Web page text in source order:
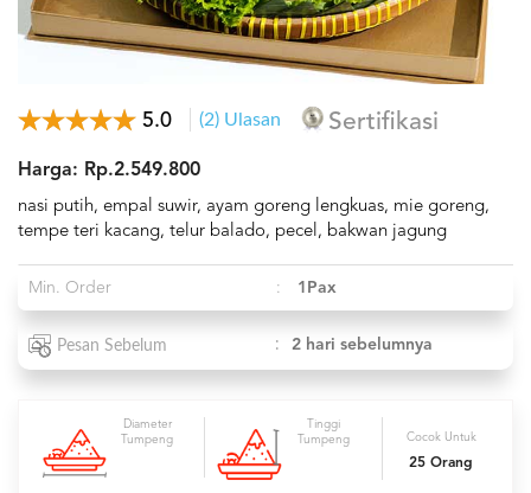
5.0 (2) Ulasan Sertifikasi
Harga: Rp.2.549.800
nasi putih, empal suwir, ayam goreng lengkuas, mie goreng,
tempe teri kacang, telur balado, pecel, bakwan jagung
Min. Order : 1Pax
Pesan Sebelum : 2 hari sebelumnya
Diameter
Tumpeng
Tinggi
Tumpeng
Cocok Untuk
25 Orang